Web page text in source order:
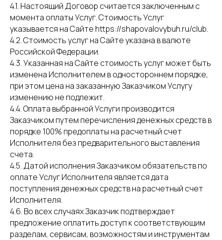
4.1. Настоящий Договор считается заключенным с
момента оплаты Услуг. Стоимость Услуг
указывается на Сайте https://shapovalovybuh.ru/club.
4.2. Стоимость услуг на Сайте указана в валюте
Российской Федерации.
4.3. Указанная на Сайте стоимость услуг может быть
изменена Исполнителем в одностороннем порядке,
при этом цена на заказанную Заказчиком Услугу
изменению не подлежит.
4.4. Оплата выбранной Услуги производится
Заказчиком путем перечисления денежных средств в
порядке 100% предоплаты на расчетный счет
Исполнителя без предварительного выставления
счета.
4.5. Датой исполнения Заказчиком обязательств по
оплате Услуг Исполнителя является дата
поступления денежных средств на расчетный счет
Исполнителя.
4.6. Во всех случаях Заказчик подтверждает
предложение оплатить доступ к соответствующим
разделам, сервисам, возможностям и инструментам